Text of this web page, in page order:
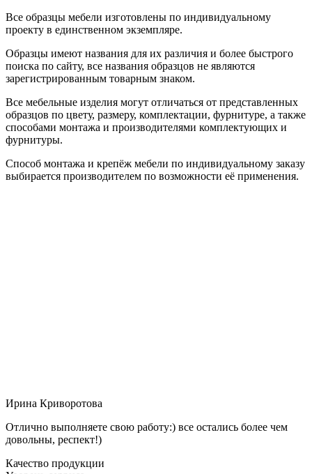
Все образцы мебели изготовлены по индивидуальному
проекту в единственном экземпляре.
Образцы имеют названия для их различия и более быстрого
поиска по сайту, все названия образцов не являются
зарегистрированным товарным знаком.
Все мебельные изделия могут отличаться от представленных
образцов по цвету, размеру, комплектации, фурнитуре, а также
способами монтажа и производителями комплектующих и
фурнитуры.
Способ монтажа и крепёж мебели по индивидуальному заказу
выбирается производителем по возможности её применения.
Ирина Криворотова
Отлично выполняете свою работу:) все остались более чем
довольны, респект!)
Качество продукции